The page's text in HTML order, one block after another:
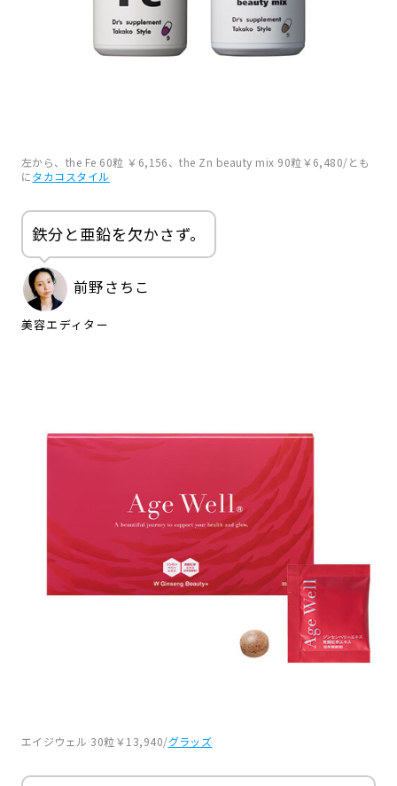
左から、the Fe 60粒 ￥6,156、the Zn beauty mix 90粒￥6,480/とも
にタカコスタイル
鉄分と亜鉛を欠かさず。
前野さちこ
美容エディター
エイジウェル 30粒￥13,940/グラッズ